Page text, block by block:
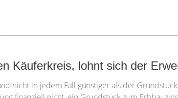
Käuferkreis, lohnt sich der
nicht in jedem Fall günstiger als der